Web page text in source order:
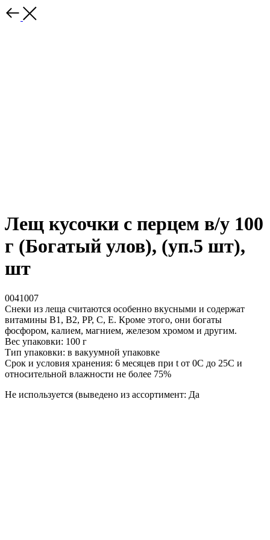
Лещ кусочки с перцем в/у 100
г (Богатый улов), (уп.5 шт),
шт
0041007
Снеки из леща считаются особенно вкусными и содержат
витамины В1, В2, РР, С, Е. Кроме этого, они богаты
фосфором, калием, магнием, железом хромом и другим.
Вес упаковки: 100 г
Тип упаковки: в вакуумной упаковке
Срок и условия хранения: 6 месяцев при t от 0С до 25С и
относительной влажности не более 75%
Не используется (выведено из ассортимент: Да